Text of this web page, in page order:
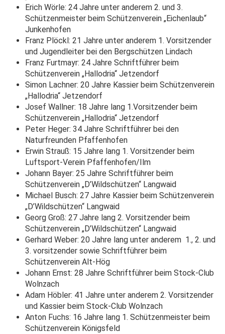
Erich Wörle: 24 Jahre unter anderem 2. und 3.
Schützenmeister beim Schützenverein „Eichenlaub“
Junkenhofen
Franz Plöckl: 21 Jahre unter anderem 1. Vorsitzender
und Jugendleiter bei den Bergschützen Lindach
Franz Furtmayr: 24 Jahre Schriftführer beim
Schützenverein „Hallodria“ Jetzendorf
Simon Lachner: 20 Jahre Kassier beim Schützenverein
„Hallodria“ Jetzendorf
Josef Wallner: 18 Jahre lang 1.Vorsitzender beim
Schützenverein „Hallodria“ Jetzendorf
Peter Heger: 34 Jahre Schriftführer bei den
Naturfreunden Pfaffenhofen
Erwin Strauß: 15 Jahre lang 1. Vorsitzender beim
Luftsport-Verein Pfaffenhofen/Ilm
Johann Bayer: 25 Jahre Schriftführer beim
Schützenverein „D’Wildschützen“ Langwaid
Michael Busch: 27 Jahre Kassier beim Schützenverein
„D’Wildschützen“ Langwaid
Georg Groß: 27 Jahre lang 2. Vorsitzender beim
Schützenverein „D’Wildschützen“ Langwaid
Gerhard Weber: 20 Jahre lang unter anderem 1., 2. und
3. vorsitzender sowie Schriftführer beim
Schützenverein Alt-Hög
Johann Ernst: 28 Jahre Schriftführer beim Stock-Club
Wolnzach
Adam Höbler: 41 Jahre unter anderem 2. Vorsitzender
und Kassier beim Stock-Club Wolnzach
Anton Fuchs: 16 Jahre lang 1. Schützenmeister beim
Schützenverein Königsfeld